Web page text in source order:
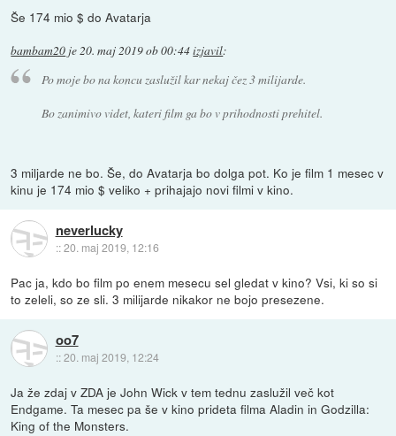
Še 174 mio $ do Avatarja
bambam20 je20. maj 2019 ob 00:44izjavil:
Po moje bo na koncu zaslužil kar nekaj čez 3 milijarde.
Bo zanimivo videt, kateri film ga bo v prihodnosti prehitel.
3 miljarde ne bo. Še, do Avatarja bo dolga pot. Ko je film 1 mesec v
kinu je 174 mio $ veliko + prihajajo novi filmi v kino.
neverlucky
::20. maj 2019, 12:16
Pac ja, kdo bo film po enem mesecu sel gledat v kino? Vsi, ki so si
to zeleli, so ze sli. 3 milijarde nikakor ne bojo presezene.
oo7
::20. maj 2019, 12:24
Ja že zdaj v ZDA je John Wick v tem tednu zaslužil več kot
Endgame. Ta mesec pa še v kino prideta filma Aladin in Godzilla:
King of the Monsters.